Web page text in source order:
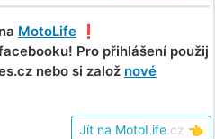
MotoLife ❗️
Pro přihlášení použij
nebo si založ nové
Jít na MotoLife.cz 👈